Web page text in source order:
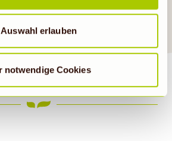
Cookies“ geklickt bzw.
abgewählt werden, findet die
Auswahl erlauben
notwendige Cookies